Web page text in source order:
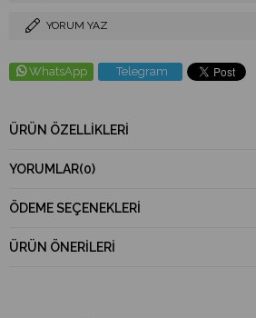
YORUM YAZ
WhatsApp Telegram
ÜRÜN ÖZELLIKLERI
YORUMLAR(0)
ÖDEME SEÇENEKLERI
ÜRÜN ÖNERILERI